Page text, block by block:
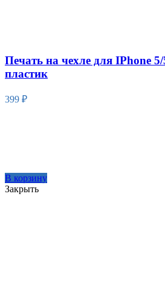
В корзину
Закрыть
Печать на чехле для IPhone
пластик
399 ₽